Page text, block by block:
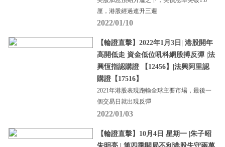
厘，港股經過連升三週
2022/01/10
【輪證直擊】2022年1月3日| 港股開年
高開低走 資金低位吼科網股搏反彈 |法
興恆指認購證 【12456】|法興阿里認
購證【17516】
2021年港股表現跑輸全球主要市場，最後一
個交易日就出現反彈
2022/01/03
【輪證直擊】10月4日 星期一 |朱子昭